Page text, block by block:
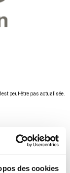
des cookies
peut-être pas actualisée.